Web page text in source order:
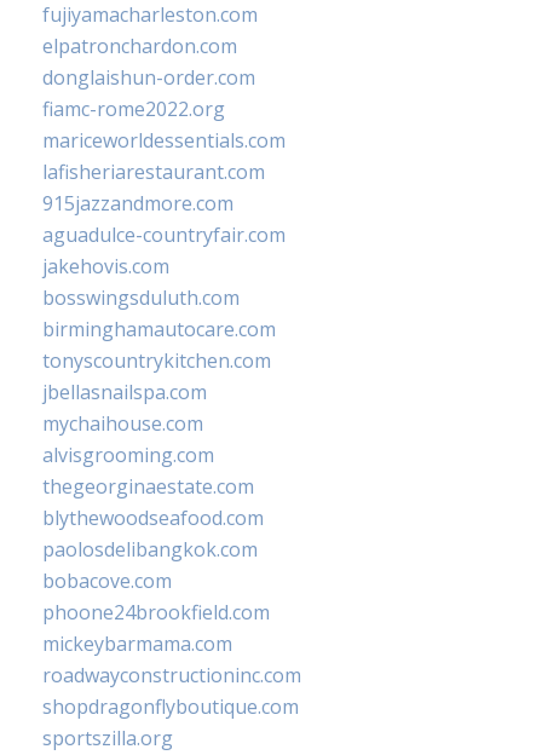
fujiyamacharleston.com
elpatronchardon.com
donglaishun-order.com
fiamc-rome2022.org
mariceworldessentials.com
lafisheriarestaurant.com
915jazzandmore.com
aguadulce-countryfair.com
jakehovis.com
bosswingsduluth.com
birminghamautocare.com
tonyscountrykitchen.com
jbellasnailspa.com
mychaihouse.com
alvisgrooming.com
thegeorginaestate.com
blythewoodseafood.com
paolosdelibangkok.com
bobacove.com
phoone24brookfield.com
mickeybarmama.com
roadwayconstructioninc.com
shopdragonflyboutique.com
sportszilla.org